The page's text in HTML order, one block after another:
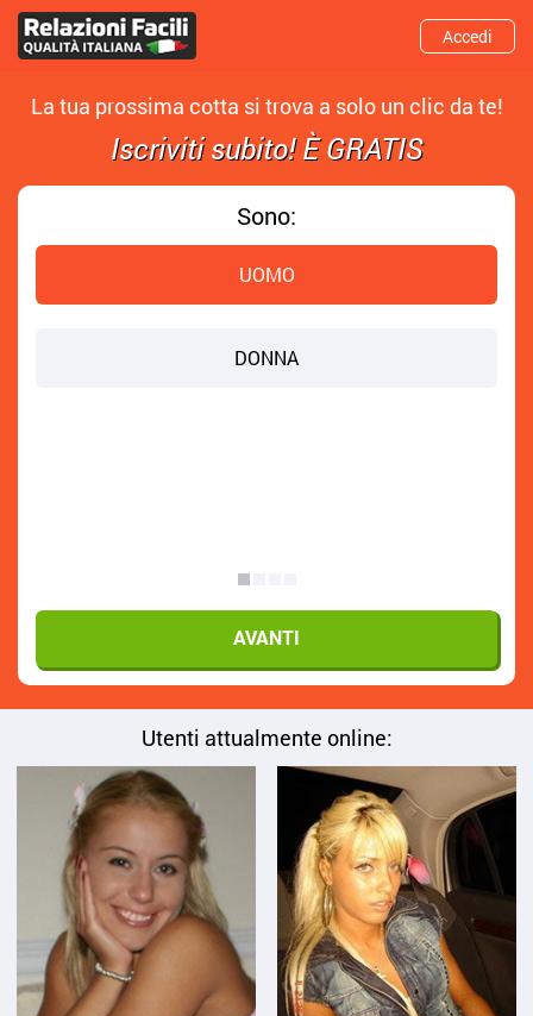
Accedi
La tua prossima cotta si trova a solo un clic da te!
Iscriviti subito! È GRATIS
Sono:
UOMO
DONNA
Utenti attualmente online: